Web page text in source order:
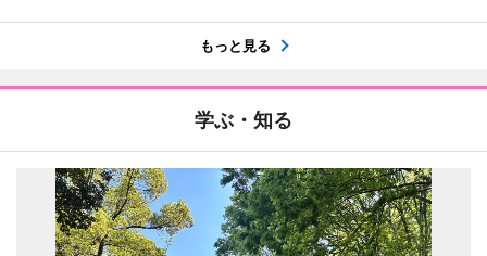
もっと見る
学ぶ・知る